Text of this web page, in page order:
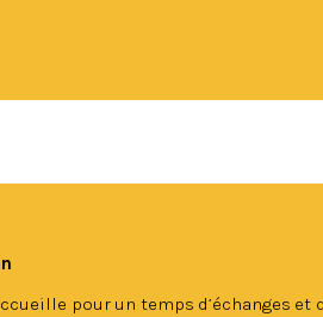
pour un temps d’échanges